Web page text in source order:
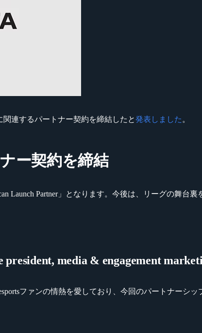
関連するパートナー契約を締結したと発表しました 。
ー契約を締結
Launch Partner」となります。今後は、リーグの舞台
media & engagement
ファンの情熱を愛しており、今回のパートナーシッ